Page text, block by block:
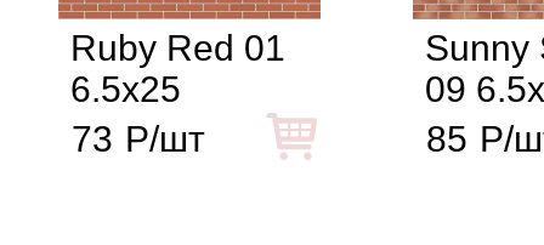
Ruby Red 01
6.5x25
73 Р/шт
Sunny
09
85 Р/